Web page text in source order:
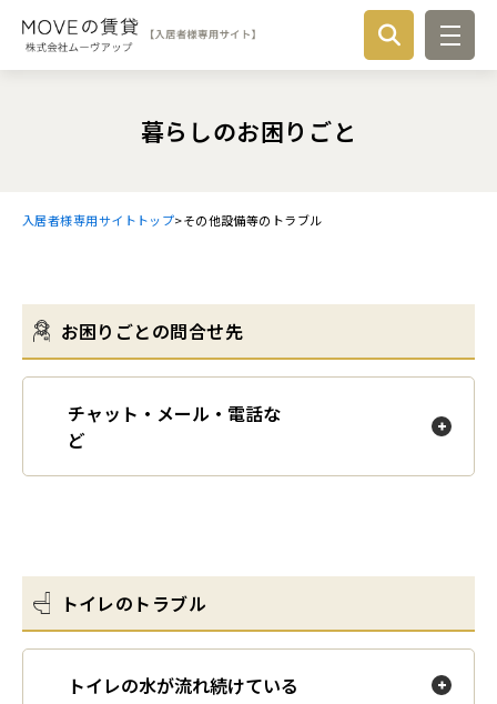
更新・解約など各種お手続き
入居時のお手続き
解約・退去のお手続き
家賃の支払い
各種変更のお手続き
暮らしのお困りごと
トイレのトラブル
浴室・洗面のトラブル
玄関・鍵のトラブル
テレビ・インターネットのトラブル
暮らしのルール・注意点
国交省・東京都のガイドライン・賃貸借契約書
から
共用設備の使用方法（バルコニー・宅配ボック
ス等）
防災・防犯
暮らしのお困りごと
入居者様専用サイトトップ その他設備等のトラブル
お困りごとの問合せ先
チャット・メール・電話な
トイレのトラブル
トイレの水が流れ続けている